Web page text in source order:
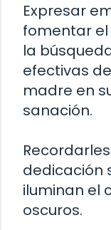
Expresar
fomentar
la
efectivas
madre en
sanación.
dedicación
iluminan el
oscuros.